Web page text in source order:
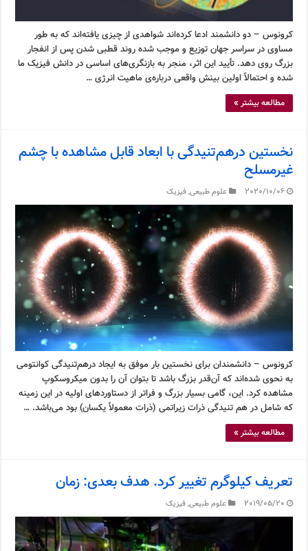
کرونوس – دو دانشمند ادعا کرده‌اند شواهدی از چیزی یافته‌اند که به طور
مساوی در سراسر جهان توزیع و موجب شده روند قطبی شدن پس از انفجار
بزرگ روی دهد. تأیید این اثر، منجر به بازنگری‌های اساسی در دانش فیزیک ما
شده و احتمالاً اولین بینش واقعی درباره‌ی ماهیت انرژی …
مطالعه بیشتر »
نخستین درهم‌تنیدگی با ابعاد قابل مشاهده با چشم
غیرمسلح
2020/10/06 علوم طبیعی,فیزیک
کرونوس – دانشمندان برای نخستین بار موفق به ایجاد درهم‌تنیدگی کوانتومی
به نحوی شده‌اند که آن‌قدر بزرگ باشد تا بتوان آن را بدون میکروسکوپ
مشاهده کرد. این، گامی بسیار بزرگ و فراتر از دستاوردهای اولیه در این زمینه
که شامل در هم تنیدگی ذرات زیراتمی (ذرات معمولاً یکسان) بود می‌باشد. …
مطالعه بیشتر »
تعریف کیلوگرم تغییر کرد. هدف بعدی: زمان
2019/05/20 علوم طبیعی,فیزیک